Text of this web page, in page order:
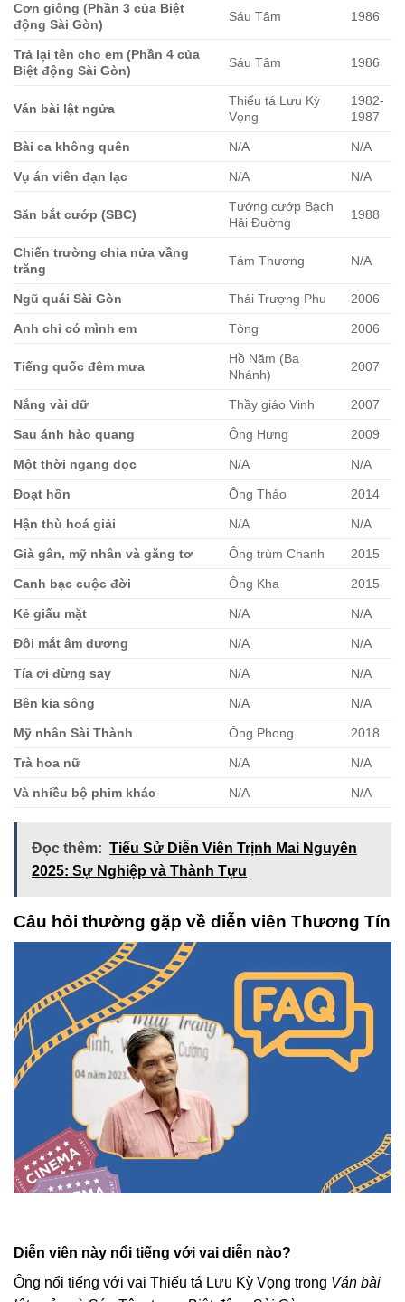
Cơn giông (Phần 3 của Biệt
động Sài Gòn)
Sáu Tâm 1986
Trả lại tên cho em (Phần 4 của
Biệt động Sài Gòn)
Sáu Tâm 1986
Ván bài lật ngửa
Thiếu tá Lưu Kỳ
Vọng
1982-
1987
Bài ca không quên N/A N/A
Vụ án viên đạn lạc N/A N/A
Săn bắt cướp (SBC)
Tướng cướp Bạch
Hải Đường
1988
Chiến trường chia nửa vầng
trăng
Tám Thương N/A
Ngũ quái Sài Gòn Thái Trượng Phu 2006
Anh chỉ có mình em Tòng 2006
Tiếng quốc đêm mưa
Hồ Năm (Ba
Nhánh)
2007
Nắng vài dữ Thầy giáo Vinh 2007
Sau ánh hào quang Ông Hưng 2009
Một thời ngang dọc N/A N/A
Đoạt hồn Ông Thảo 2014
Hận thù hoá giải N/A N/A
Già gân, mỹ nhân và găng tơ Ông trùm Chanh 2015
Canh bạc cuộc đời Ông Kha 2015
Kẻ giấu mặt N/A N/A
Đôi mắt âm dương N/A N/A
Tía ơi đừng say N/A N/A
Bên kia sông N/A N/A
Mỹ nhân Sài Thành Ông Phong 2018
Trà hoa nữ N/A N/A
Và nhiều bộ phim khác N/A N/A
Đọc thêm: Tiểu Sử Diễn Viên Trịnh Mai Nguyên
2025: Sự Nghiệp và Thành Tựu
Câu hỏi thường gặp về diễn viên Thương Tín
Diễn viên này nổi tiếng với vai diễn nào?
Ông nổi tiếng với vai Thiếu tá Lưu Kỳ Vọng trong Ván bài